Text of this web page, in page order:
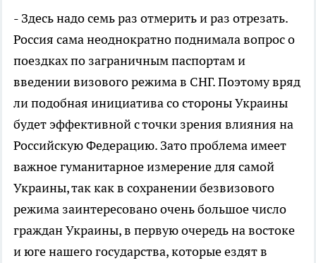
- Здесь надо семь раз отмерить и раз отрезать.
Россия сама неоднократно поднимала вопрос о
поездках по заграничным паспортам и
введении визового режима в СНГ. Поэтому вряд
ли подобная инициатива со стороны Украины
будет эффективной с точки зрения влияния на
Российскую Федерацию. Зато проблема имеет
важное гуманитарное измерение для самой
Украины, так как в сохранении безвизового
режима заинтересовано очень большое число
граждан Украины, в первую очередь на востоке
и юге нашего государства, которые ездят в